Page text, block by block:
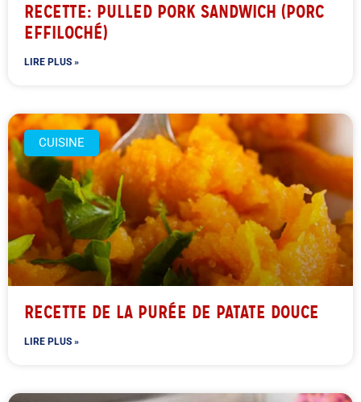
RECETTE: PULLED PORK SANDWICH (PORC
EFFILOCHÉ)
LIRE PLUS »
CUISINE
RECETTE DE LA PURÉE DE PATATE DOUCE
LIRE PLUS »